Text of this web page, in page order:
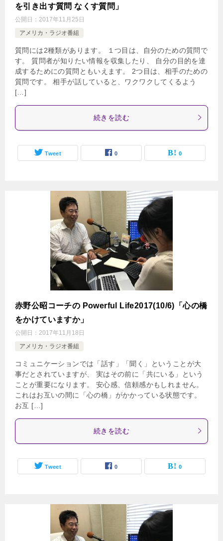
を引き出す質問 なくす質問」
公開日： 2017年11月25日
アメリカ・ラジオ番組
質問には2種類があります。 １つ目は、自分のための質問で
す。 質問者が知りたい情報を収集したり、 自分の目的を達
成するためにの質問ともいえます。 2つ目は、相手のための
質問です。 相手が話していると、ワクワクしてくるよう
[…]
続きを読む
Tweet 0 0
赤野公昭コーチの Powerful Life2017(10/6)「心の橋
をかけていますか」
公開日： 2017年11月18日
アメリカ・ラジオ番組
コミュニケーションでは「話す」「聞く」ということが大
事だとされていますが、 実はその前に「共にいる」という
ことが重要になります。 安心感、信頼感かもしれません。
これはお互いの間に「心の橋」がかかっている状態です。
お互 […]
続きを読む
Tweet 0 0